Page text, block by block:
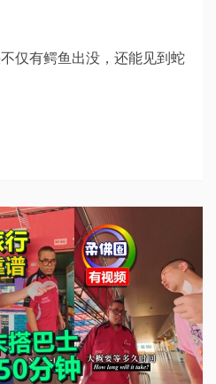
仅有鳄鱼出没，还能见到蛇